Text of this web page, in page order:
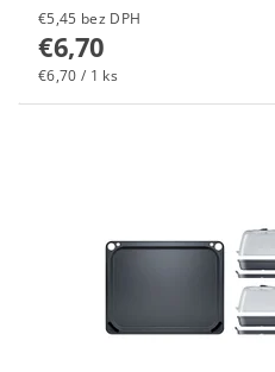
€5,45 bez DPH
€6,70
€6,70 / 1 ks